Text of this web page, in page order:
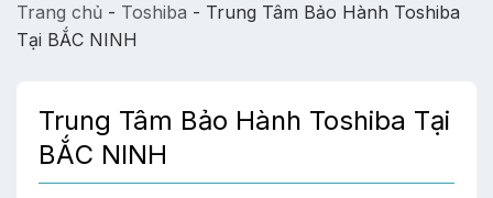
Trang chủ - Toshiba - Trung Tâm Bảo Hành Toshiba
Tại BẮC NINH
Trung Tâm Bảo Hành Toshiba Tại
BẮC NINH